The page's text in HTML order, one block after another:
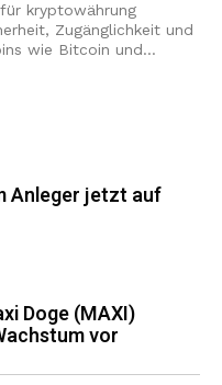
kryptowährung
Zugänglichkeit und
wie Bitcoin und
Trader und DeFi-Nutzer
Anleger jetzt auf
Doge (MAXI)
vor